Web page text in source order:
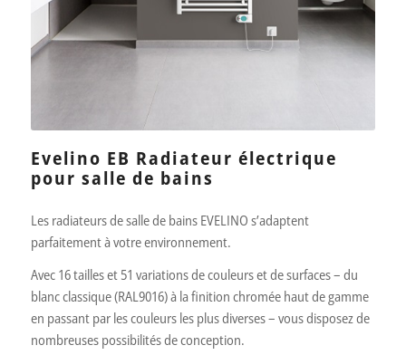
Evelino EB Radiateur électrique
pour salle de bains
Les radiateurs de salle de bains EVELINO s’adaptent
parfaitement à votre environnement.
Avec 16 tailles et 51 variations de couleurs et de surfaces – du
blanc classique (RAL9016) à la finition chromée haut de gamme
en passant par les couleurs les plus diverses – vous disposez de
nombreuses possibilités de conception.